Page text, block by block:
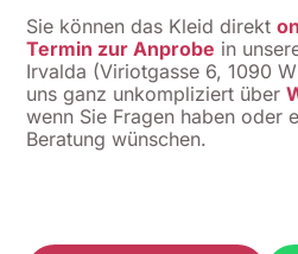
Sie können das Kleid direkt
Termin zur Anprobe in
Irvalda (Viriotgasse 6, 1090
uns ganz unkompliziert über
wenn Sie Fragen haben oder
Beratung wünschen.